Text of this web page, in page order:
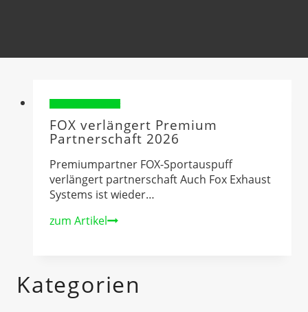
FOX verlängert Premium
Partnerschaft 2026
Premiumpartner FOX-Sportauspuff
verlängert partnerschaft Auch Fox Exhaust
Systems ist wieder…
zum ArtikelFOX
2026
Kategorien